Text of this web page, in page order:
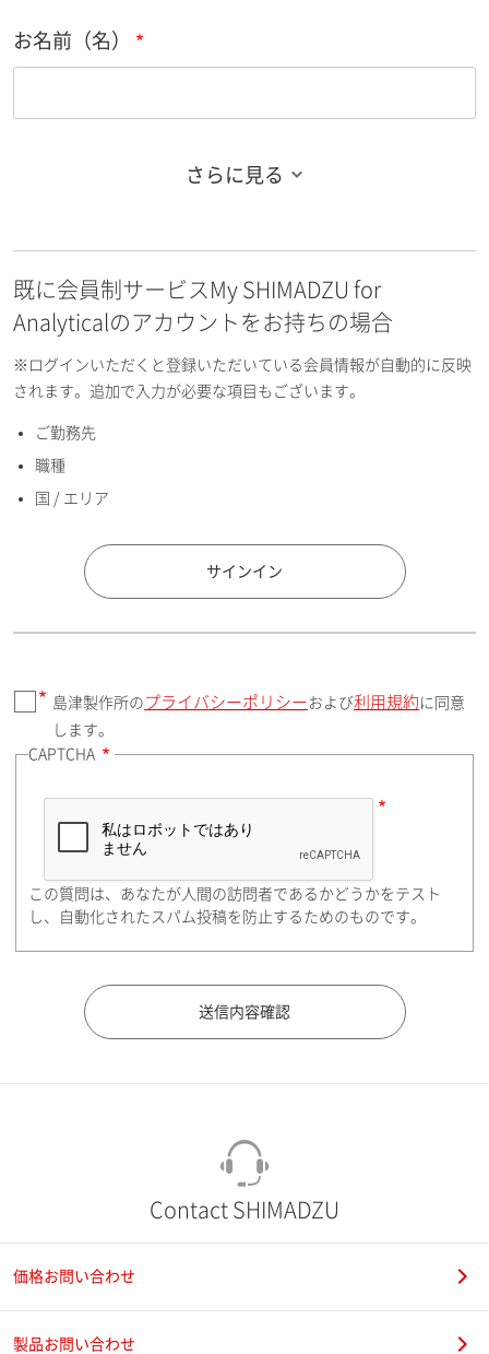
お名前（名）
お名前フリガナ（名）
E-mailアドレス（半角英数）
国 / エリア
郵便番号（勤務先）
住所検索
都道府県（勤務先）
さらに見る
既に会員制サービスMy SHIMADZU for
Analyticalのアカウントをお持ちの場合
※ログインいただくと登録いただいている会員情報が自動的に反映
されます。追加で入力が必要な項目もございます。
ご勤務先
職種
国 / エリア
サインイン
島津製作所の プライバシーポリシー および利用規約 に同意
します。
CAPTCHA
この質問は、あなたが人間の訪問者であるかどうかをテスト
し、自動化されたスパム投稿を防止するためのものです。
Contact SHIMADZU
価格お問い合わせ
製品お問い合わせ